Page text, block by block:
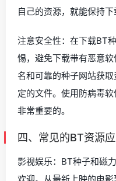
自己的资源，就能保持下
注意安全性：在下载BT
惕，避免下载带有恶意
名和可靠的种子网站获
定的文件。使用防病毒
非常重要的。
四、常见的BT资源
影视娱乐：BT种子和磁
欢迎。从最新上映的电